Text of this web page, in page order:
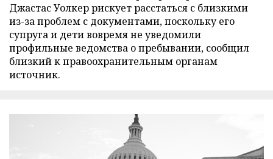
Джастас Уолкер рискует расстаться с близкими
из-за проблем с документами, поскольку его
супруга и дети вовремя не уведомили
профильные ведомства о пребывании, сообщил
близкий к правоохранительным органам
источник.